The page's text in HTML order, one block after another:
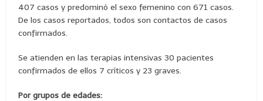
407 casos y predominó el sexo femenino con 671 casos.
De los casos reportados, todos son contactos de casos
confirmados.
Se atienden en las terapias intensivas 30 pacientes
confirmados de ellos 7 críticos y 23 graves.
Por grupos de edades: